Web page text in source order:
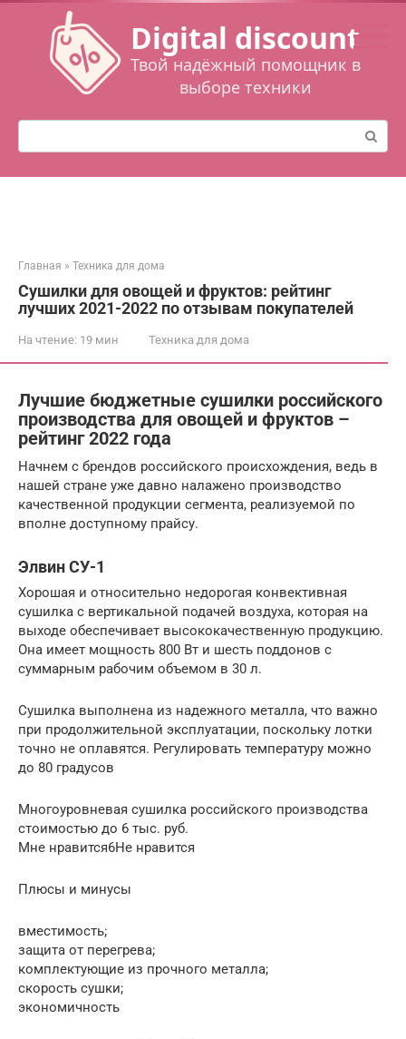
Перейти
контенту
Digital discount
Твой надёжный помощник в
выборе техники
Поиск:
Главная » Техника для дома
Сушилки для овощей и фруктов: рейтинг
лучших 2021-2022 по отзывам покупателей
На чтение: 19 мин Техника для дома
Лучшие бюджетные сушилки российского
производства для овощей и фруктов –
рейтинг 2022 года
Начнем с брендов российского происхождения, ведь в
нашей стране уже давно налажено производство
качественной продукции сегмента, реализуемой по
вполне доступному прайсу.
Элвин СУ-1
Хорошая и относительно недорогая конвективная
сушилка с вертикальной подачей воздуха, которая на
выходе обеспечивает высококачественную продукцию.
Она имеет мощность 800 Вт и шесть поддонов с
суммарным рабочим объемом в 30 л.
Сушилка выполнена из надежного металла, что важно
при продолжительной эксплуатации, поскольку лотки
точно не оплавятся. Регулировать температуру можно
до 80 градусов
Многоуровневая сушилка российского производства
стоимостью до 6 тыс. руб.
Мне нравится6Не нравится
Плюсы и минусы
вместимость;
защита от перегрева;
комплектующие из прочного металла;
скорость сушки;
экономичность